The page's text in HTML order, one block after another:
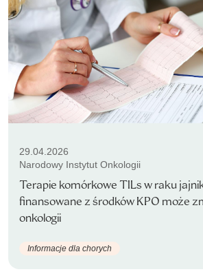
29.04.2026
Narodowy Instytut Onkologii
Terapie komórkowe TILs w raku
finansowane z środków KPO może
onkologii
Informacje dla chorych